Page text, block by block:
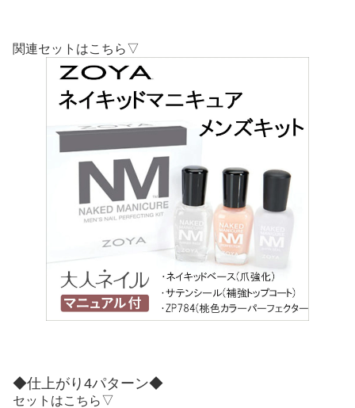
関連セットはこちら▽
◆仕上がり4パターン◆
セットはこちら▽